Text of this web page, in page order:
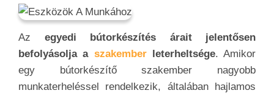
Az egyedi bútorkészítés árait jelentősen
befolyásolja a szakember leterheltsége. Amikor
egy bútorkészítő szakember nagyobb
munkaterheléssel rendelkezik, általában hajlamos